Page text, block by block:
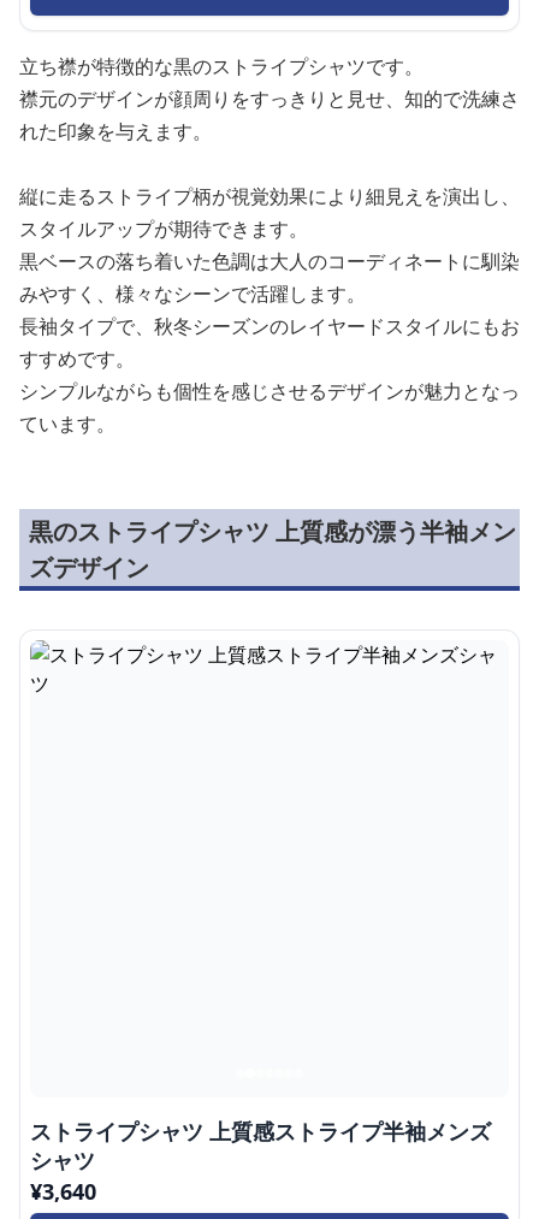
立ち襟が特徴的な黒のストライプシャツです。
襟元のデザインが顔周りをすっきりと見せ、知的で洗練さ
れた印象を与えます。
縦に走るストライプ柄が視覚効果により細見えを演出し、
スタイルアップが期待できます。
黒ベースの落ち着いた色調は大人のコーディネートに馴染
みやすく、様々なシーンで活躍します。
長袖タイプで、秋冬シーズンのレイヤードスタイルにもお
すすめです。
シンプルながらも個性を感じさせるデザインが魅力となっ
ています。
黒のストライプシャツ 上質感が漂う半袖メン
ズデザイン
ストライプシャツ 上質感ストライプ半袖メンズ
シャツ
¥3,640